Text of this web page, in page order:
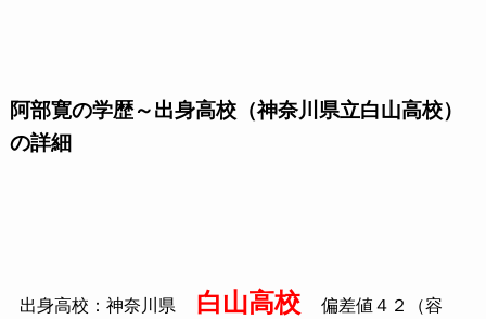
阿部寛の学歴～出身高校（神奈川県立白山高校）
の詳細
出身高校：神奈川県 白山高校 偏差値４２（容